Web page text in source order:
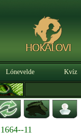
Lónevelde Kvíz
1664--11